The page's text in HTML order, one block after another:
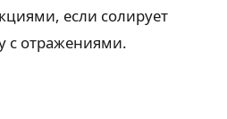
если солирует
с отражениями.